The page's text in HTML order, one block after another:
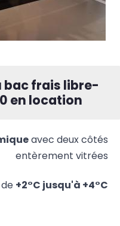
bac frais libre-
en location
avec deux côtés
entèrement vitrées
+2°C jusqu'à +4°C